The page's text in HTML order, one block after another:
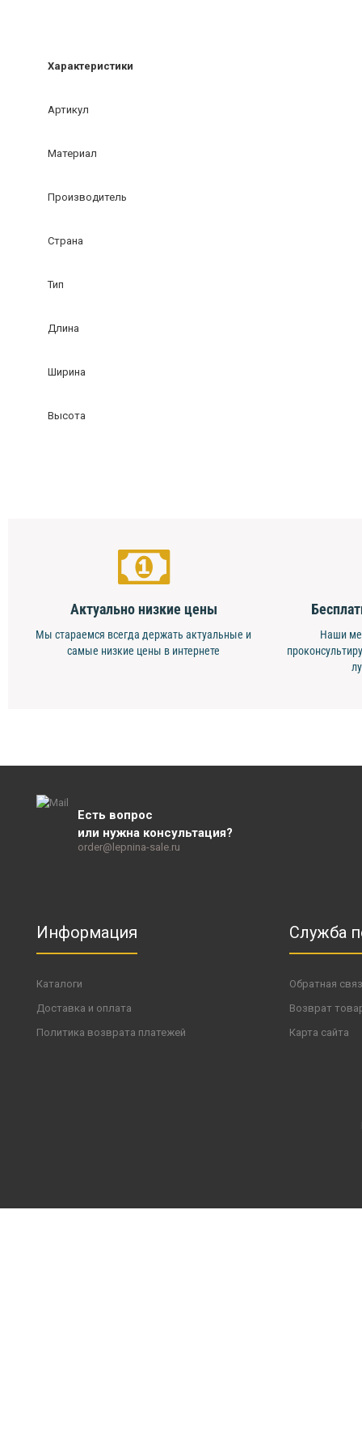
Характеристики
Артикул
Материал
Производитель
Страна
Тип
Длина
Ширина
Высота
Актуально низкие цены
Мы стараемся всегда держать актуальные и
самые низкие цены в интернете
Наши
Есть вопрос
или нужна консультация?
order@lepnina-sale.ru
Информация
Каталоги
Доставка и оплата
Политика возврата платежей
Служба
Обратная
Возврат
Карта сайта